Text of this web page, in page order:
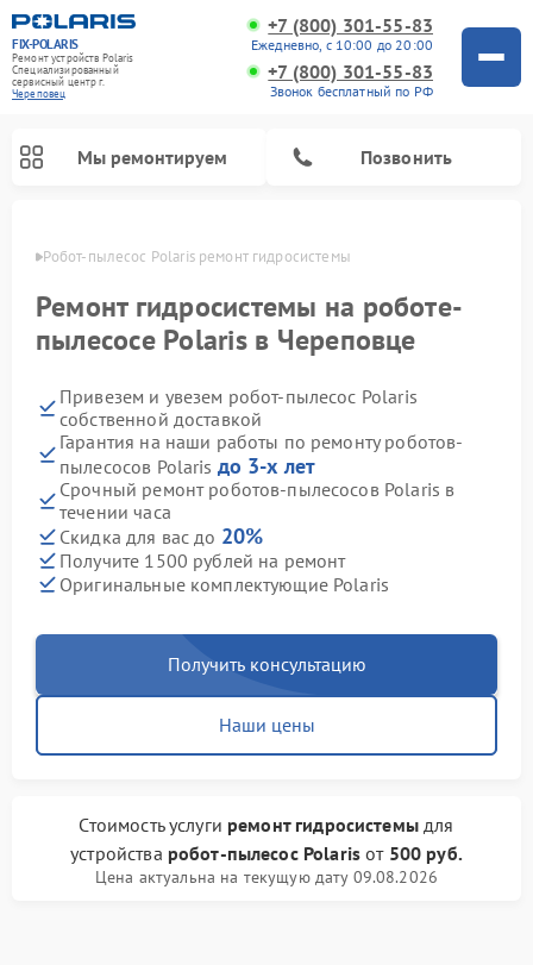
FIX-POLARIS
Ремонт устройств Polaris
Специализированный
cервисный центр г.
Череповец
+7 (800) 301-55-83
Ежедневно, с 10:00 до 20:00
+7 (800) 301-55-83
Звонок бесплатный по РФ
Мы ремонтируем Позвонить
Робот-пылесос Polaris ремонт гидросистемы
Ремонт гидросистемы на роботе-
пылесосе Polaris в Череповце
Привезем и увезем робот-пылесос Polaris
собственной доставкой
Гарантия на наши работы по ремонту роботов-
пылесосов Polaris до 3-х лет
Срочный ремонт роботов-пылесосов Polaris в
течении часа
Скидка для вас до 20%
Получите 1500 рублей на ремонт
Оригинальные комплектующие Polaris
Получить консультацию
Наши цены
Стоимость услуги ремонт гидросистемыдля
устройства робот-пылесос Polaris от 500 руб.
Цена актуальна на текущую дату 09.08.2026